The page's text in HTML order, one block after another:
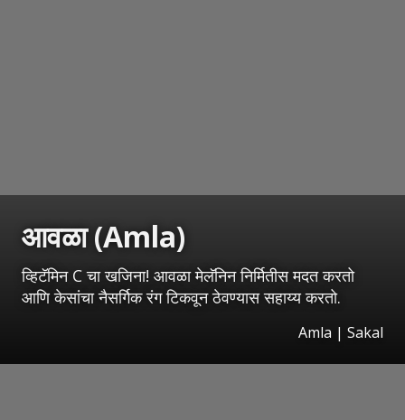
आवळा (Amla)
व्हिटॅमिन C चा खजिना! आवळा मेलॅनिन निर्मितीस मदत करतो
आणि केसांचा नैसर्गिक रंग टिकवून ठेवण्यास सहाय्य करतो.
Amla | Sakal